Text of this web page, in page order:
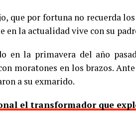
que por fortuna no recuerda
en la actualidad vive con su
en la primavera del año
moratones en los brazos. Ante
a su exmarido.
el transformador que